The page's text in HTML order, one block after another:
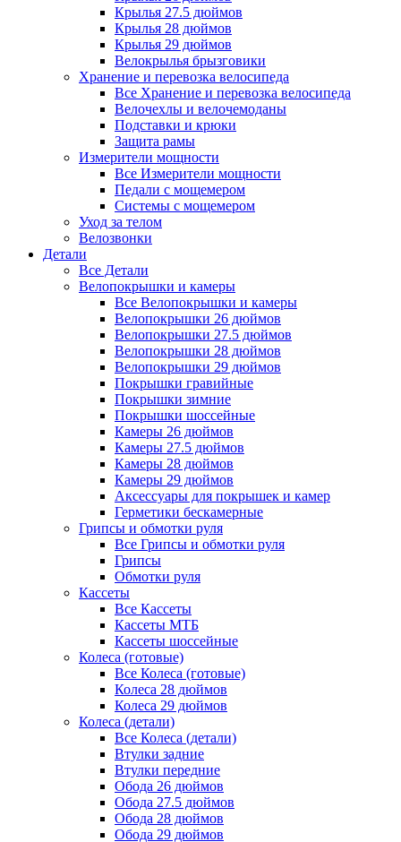
Крылья 27.5 дюймов
Крылья 28 дюймов
Крылья 29 дюймов
Велокрылья брызговики
Хранение и перевозка велосипеда
Все Хранение и перевозка велосипеда
Велочехлы и велочемоданы
Подставки и крюки
Защита рамы
Измерители мощности
Все Измерители мощности
Педали с мощемером
Системы с мощемером
Уход за телом
Велозвонки
Детали
Все Детали
Велопокрышки и камеры
Все Велопокрышки и камеры
Велопокрышки 26 дюймов
Велопокрышки 27.5 дюймов
Велопокрышки 28 дюймов
Велопокрышки 29 дюймов
Покрышки гравийные
Покрышки зимние
Покрышки шоссейные
Камеры 26 дюймов
Камеры 27.5 дюймов
Камеры 28 дюймов
Камеры 29 дюймов
Аксессуары для покрышек и камер
Герметики бескамерные
Грипсы и обмотки руля
Все Грипсы и обмотки руля
Грипсы
Обмотки руля
Кассеты
Все Кассеты
Кассеты МТБ
Кассеты шоссейные
Колеса (готовые)
Все Колеса (готовые)
Колеса 28 дюймов
Колеса 29 дюймов
Колеса (детали)
Все Колеса (детали)
Втулки задние
Втулки передние
Обода 26 дюймов
Обода 27.5 дюймов
Обода 28 дюймов
Обода 29 дюймов